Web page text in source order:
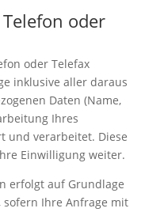
oder
oder Telefax
inklusive aller daraus
Daten (Name,
Ihres
und verarbeitet. Diese
Einwilligung weiter.
erfolgt auf Grundlage
sofern Ihre Anfrage mit